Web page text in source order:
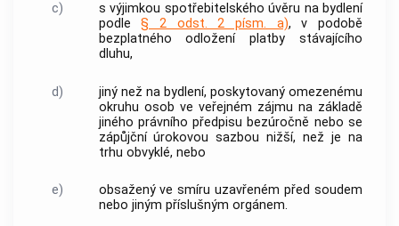
c) s výjimkou spotřebitelského úvěru na bydlení
podle§ 2 odst. 2 písm. a), v podobě
bezplatného odložení platby stávajícího
dluhu,
d)
jiný než na bydlení, poskytovaný omezenému
okruhu osob ve veřejném zájmu na základě
jiného právního předpisu bezúročně nebo se
zápůjční úrokovou sazbou nižší, než je na
trhu obvyklé, nebo
e)
obsažený ve smíru uzavřeném před soudem
nebo jiným příslušným orgánem.